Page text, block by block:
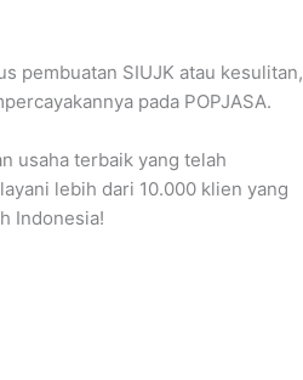
pembuatan SIUJK atau kesulitan,
pada POPJASA.
usaha terbaik yang telah
lebih dari 10.000 klien yang
Indonesia!